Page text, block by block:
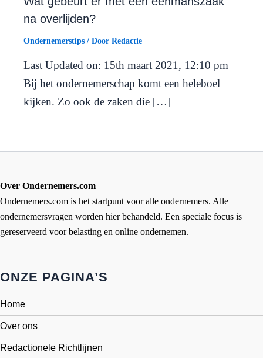
na overlijden?
Ondernemerstips / Door Redactie
Last Updated on: 15th maart 2021, 12:10 pm
Bij het ondernemerschap komt een heleboel
kijken. Zo ook de zaken die […]
Over Ondernemers.com
Ondernemers.com is het startpunt voor alle ondernemers. Alle
ondernemersvragen worden hier behandeld. Een speciale focus is
gereserveerd voor belasting en online ondernemen.
ONZE PAGINA’S
Home
Over ons
Redactionele Richtlijnen